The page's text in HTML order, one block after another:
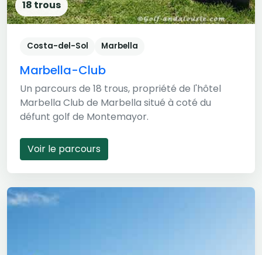
18 trous
Costa-del-Sol Marbella
Marbella-Club
Un parcours de 18 trous, propriété de l'hôtel
Marbella Club de Marbella situé à coté du
défunt golf de Montemayor.
Voir le parcours